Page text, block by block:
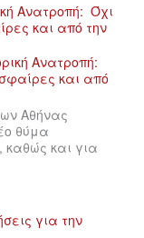
Ανατροπή: Όχι
και από την
Αθήνας
θύμα
καθώς και για
για την